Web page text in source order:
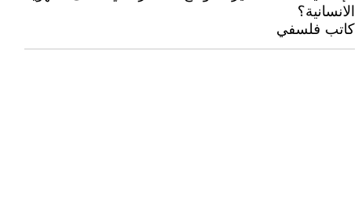
الانسانية؟
كاتب فلسفي